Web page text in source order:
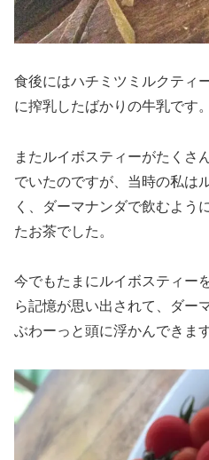
食後にはハチミツミルクティ
に搾乳したばかりの牛乳です。
またルイボスティーがたくさ
でいたのですが、当時の私は
く、ダーマナンダで飲むよう
たお茶でした。
今でもたまにルイボスティー
ら記憶が思い出されて、ダー
ぶわーっと頭に浮かんできま